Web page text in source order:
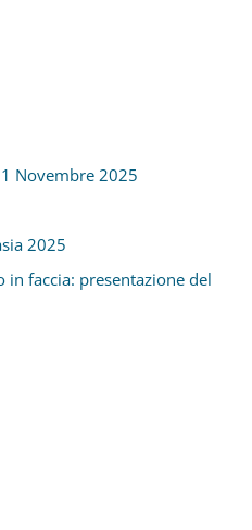
Novembre 2025
2025
faccia: presentazione del